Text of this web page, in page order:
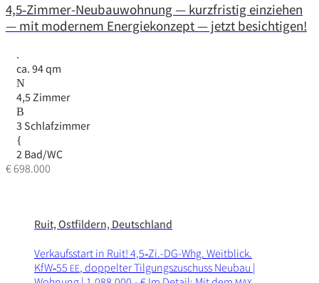
4,5‑Zimmer-Neubauwohnung — kurzfristig einziehen
— mit modernem Energiekonzept — jetzt besichtigen!
ca. 94 qm
4,5 Zimmer
3 Schlafzimmer
2 Bad/WC
€ 698.000
Ruit, Ostfildern, Deutschland
Verkaufs­start in Ruit! 4,5‑Zi.-DG-Whg. Weit­blick.
KfW‑55 EE, doppelter Tilgungs­zu­schuss Neubau |